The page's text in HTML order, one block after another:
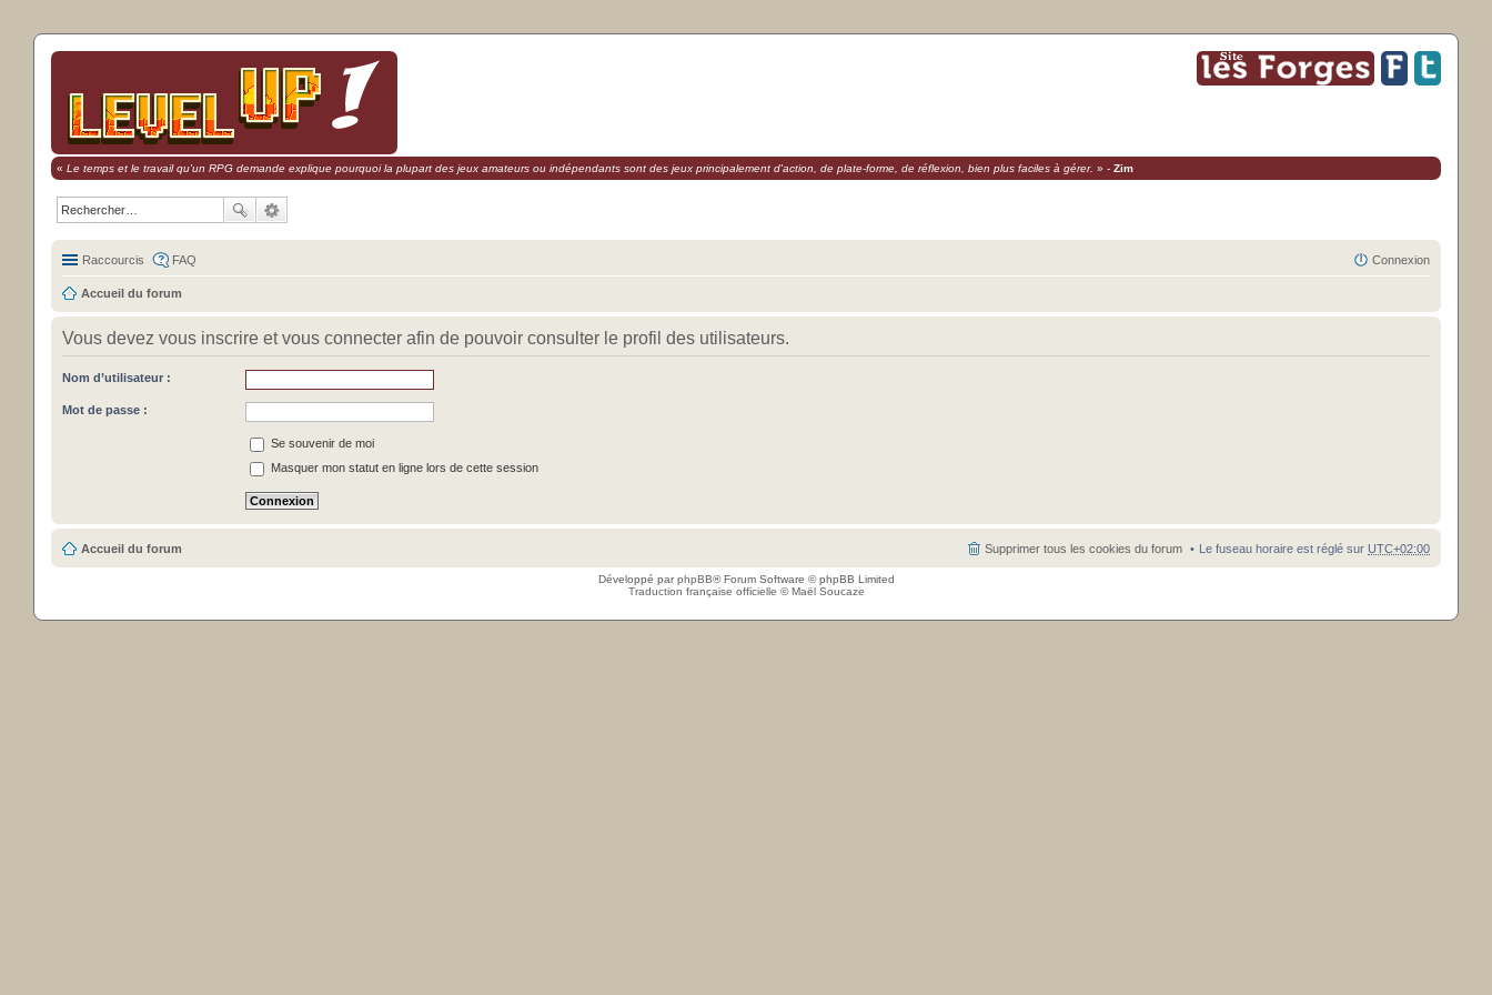
« Le temps et le travail qu'un RPG demande explique pourquoi la plupart des jeux amateurs ou indépendants sont des jeux principalement d'action, de plate-forme, de réflexion, bien plus faciles à gérer. » - Zim
Raccourcis FAQ Connexion
Accueil du forum
Vous devez vous inscrire et vous connecter afin de pouvoir consulter le profil des utilisateurs.
Nom d’utilisateur :
Mot de passe :
Se souvenir de moi
Masquer mon statut en ligne lors de cette session
Accueil du forum Le fuseau horaire est réglé sur UTC+02:00
Supprimer tous les cookies du forum
Développé parphpBB® Forum Software © phpBB Limited
Traduction française officielle ©Maël Soucaze